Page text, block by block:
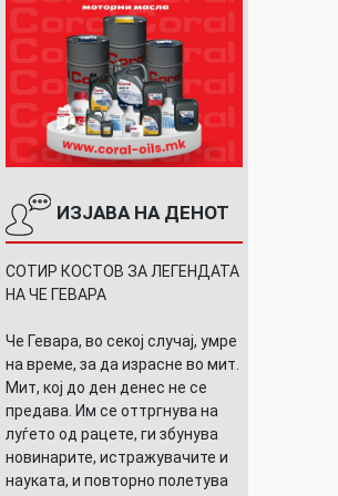
ИЗЈАВА НА ДЕНОТ
СОТИР КОСТОВ ЗА ЛЕГЕНДАТА
НА ЧЕ ГЕВАРА
Че Гевара, во секој случај, умре
на време, за да израсне во мит.
Мит, кој до ден денес не се
предава. Им се оттргнува на
луѓето од рацете, ги збунува
новинарите, истражувачите и
науката, и повторно полетува